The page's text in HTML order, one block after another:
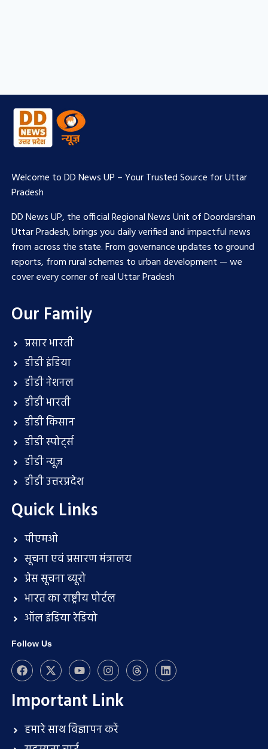
Welcome to DD News UP – Your Trusted Source for Uttar
Pradesh
DD News UP, the official Regional News Unit of Doordarshan
Uttar Pradesh, brings you daily verified and impactful news
from across the state. From governance updates to ground
reports, from rural schemes to urban development — we
cover every corner of real Uttar Pradesh
Our Family
प्रसार भारती
डीडी इंडिया
डीडी नेशनल
डीडी भारती
डीडी किसान
डीडी स्पोर्ट्स
डीडी न्यूज़
डीडी उत्तरप्रदेश
Quick Links
पीएमओ
सूचना एवं प्रसारण मंत्रालय
प्रेस सूचना ब्यूरो
भारत का राष्ट्रीय पोर्टल
ऑल इंडिया रेडियो
Follow Us
Important Link
हमारे साथ विज्ञापन करें